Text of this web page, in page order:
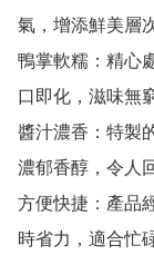
氣，增添鮮美層
鴨掌軟糯：精心
口即化，滋味無
醬汁濃香：特製
濃郁香醇，令人
方便快捷：產品
時省力，適合忙